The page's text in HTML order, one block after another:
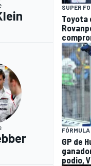
SUPER
Toyota
FÓRMULA
GP de
podio,